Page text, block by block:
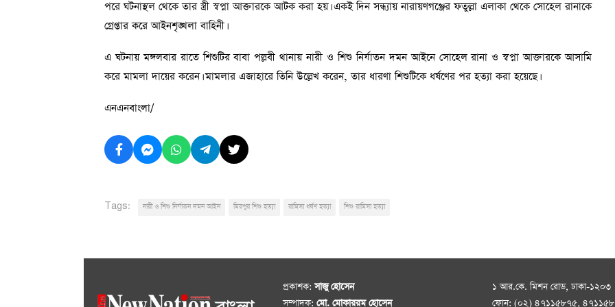
পরে ঘটনাস্থল থেকে তার স্ত্রী স্বপ্না আক্তারকে আটক করা হয়। একই দিন সন্ধ্যায় নারায়ণগঞ্জের ফতুল্লা এলাকা থেকে সোহেল রানাকে
গ্রেপ্তার করে আইনশৃঙ্খলা বাহিনী।
এ ঘটনায় মঙ্গলবার রাতে শিশুটির বাবা পল্লবী থানায় নারী ও শিশু নির্যাতন দমন আইনে সোহেল রানা ও স্বপ্না আক্তারকে আসামি
করে মামলা দায়ের করেন। মামলার এজাহারে তিনি উল্লেখ করেন, তার ধারণা শিশুটিকে ধর্ষণের পর হত্যা করা হয়েছে।
এনএনবাংলা/
Tags: নারী ও শিশু নির্যাতন দমন আইন মিরপুর শিশু হত্যা রামিসা ধর্ষণ হত্যা শিশু রামিসা হত্যা
প্রকাশক:সাজু হোসেন
সম্পাদক: মো. মোকাররম হোসেন
১ আর.কে. মিশন রোড, ঢাকা-১২০৩
ফোন: (০২) ৪৭১১৫৮৭৫,